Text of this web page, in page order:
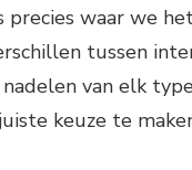
precies waar we
tussen
van elk
keuze te